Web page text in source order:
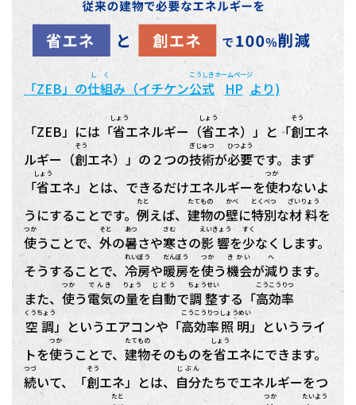
「ZEB」の仕組
しく
み（イチケン公式
こうしき
HP
ホームページ
より)
「ZEB」には「省
しょう
エネルギー（省
しょう
エネ）」と「創
そう
エネ
ルギー（創
そう
エネ）」の２つの技術
ぎじゅつ
が必要
ひつよう
です。まず
「省
しょう
エネ」とは、できるだけエネルギーを使
つか
わないよ
うにすることです。 例
たと
えば、 建物
たてもの
の壁
かべ
に特別
とくべつ
な材料
ざいりょう
を
使
つか
うことで、 外
そと
の暑
あつ
さや寒
さむ
さの影響
えいきょう
を少
すく
なくします。
そうすることで、 冷房
れいぼう
や暖房
だんぼう
を使
つか
う機会
きかい
が減
へ
ります。
また、 使
つか
う電気
でんき
の量
りょう
を自動
じどう
で調整
ちょうせい
する「高
こう
効率
こうりつ
空調
くうちょう
」というエアコンや「高
こう
効率
こうりつ
照明
しょうめい
」というライ
トを使
つか
うことで、 建物
たてもの
そのものを省
しょう
エネにできます。
続
つづ
いて、「創
そう
エネ」とは、 自分
じぶん
たちでエネルギーをつ
たと つか たいよう